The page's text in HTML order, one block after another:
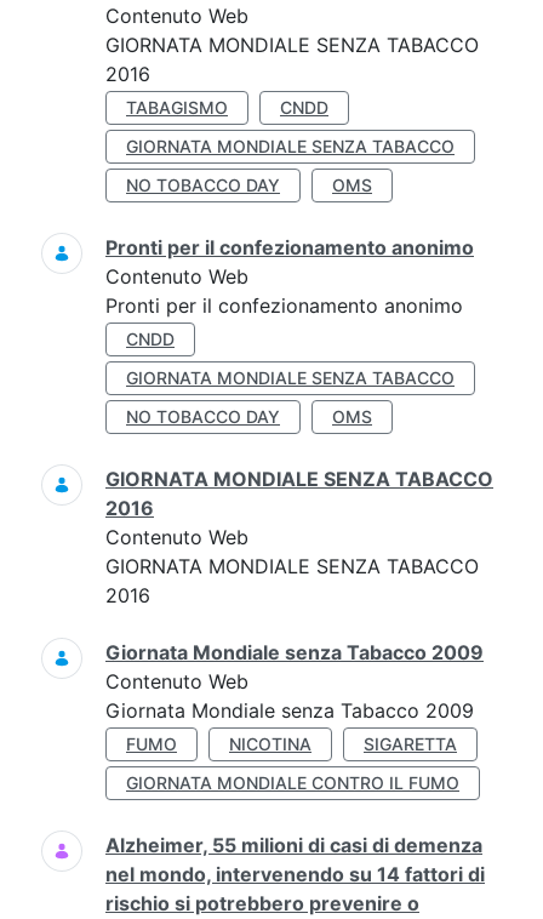
Contenuto Web
GIORNATA MONDIALE SENZA TABACCO
2016
TABAGISMO
CNDD
GIORNATA MONDIALE SENZA TABACCO
NO TOBACCO DAY
OMS
Pronti per il confezionamento anonimo
Contenuto Web
Pronti per il confezionamento anonimo
CNDD
GIORNATA MONDIALE SENZA TABACCO
NO TOBACCO DAY
OMS
GIORNATA MONDIALE SENZA TABACCO
2016
Contenuto Web
GIORNATA MONDIALE SENZA TABACCO
2016
Giornata Mondiale senza Tabacco 2009
Contenuto Web
Giornata Mondiale senza Tabacco 2009
FUMO NICOTINA
SIGARETTA
GIORNATA MONDIALE CONTRO IL FUMO
Alzheimer, 55 milioni di casi di demenza
nel mondo, intervenendo su 14 fattori di
rischio si potrebbero prevenire o